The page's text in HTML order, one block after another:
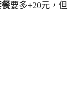
要多+20元，但